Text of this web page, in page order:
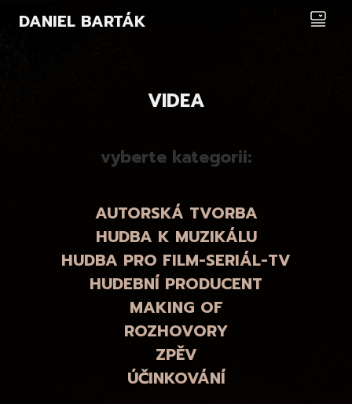
DANIEL BARTÁK
VIDEA
vyberte kategorii:
AUTORSKÁ TVORBA
HUDBA K MUZIKÁLU
HUDBA PRO FILM-SERIÁL-TV
HUDEBNÍ PRODUCENT
MAKING OF
ROZHOVORY
ZPĚV
ÚČINKOVÁNÍ